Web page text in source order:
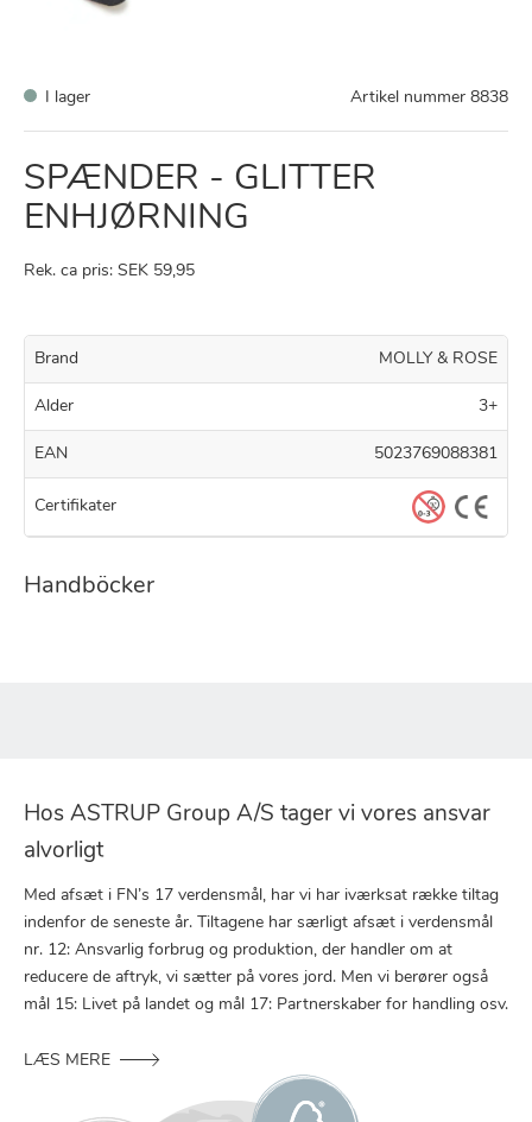
I lager Artikel nummer 8838
SPÆNDER - GLITTER
ENHJØRNING
Rek. ca pris: SEK 59,95
Brand MOLLY & ROSE
Alder 3+
EAN 5023769088381
Certifikater
Handböcker
Hos ASTRUP Group A/S tager vi vores ansvar
alvorligt
Med afsæt i FN’s 17 verdensmål, har vi har iværksat række tiltag
indenfor de seneste år. Tiltagene har særligt afsæt i verdensmål
nr. 12: Ansvarlig forbrug og produktion, der handler om at
reducere de aftryk, vi sætter på vores jord. Men vi berører også
mål 15: Livet på landet og mål 17: Partnerskaber for handling osv.
LÆS MERE